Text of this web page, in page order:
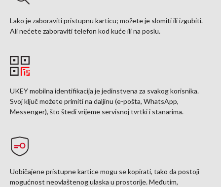
Lako je zaboraviti pristupnu karticu; možete je slomiti ili izgubiti.
Ali nećete zaboraviti telefon kod kuće ili na poslu.
UKEY mobilna identifikacija je jedinstvena za svakog korisnika.
Svoj ključ možete primiti na daljinu (e-pošta, WhatsApp,
Messenger), što štedi vrijeme servisnoj tvrtki i stanarima.
Uobičajene pristupne kartice mogu se kopirati, tako da postoji
mogućnost neovlaštenog ulaska u prostorije. Međutim,